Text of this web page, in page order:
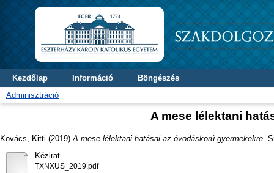
Kezdőlap Információ
Böngészés
Adminisztráció
A mese lélektani
Kovács, Kitti (2019) A mese lélektani hatásai az óvodáskorú gyermekekre.
Kézirat
TXNXUS_2019.pdf